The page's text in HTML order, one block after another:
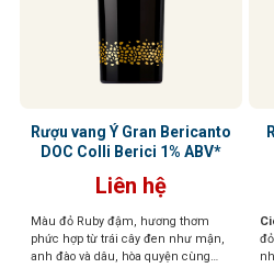
Rượu vang Ý Gran Bericanto
DOC Colli Berici 1% ABV*
Liên hệ
Màu đỏ Ruby đậm, hương thơm
phức hợp từ trái cây đen như mận,
anh đào và dâu, hòa quyện cùng